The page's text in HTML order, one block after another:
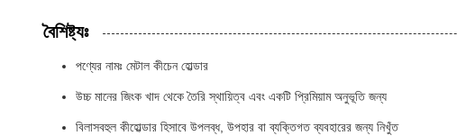
বৈশিষ্ট্যঃ
পণ্যের নামঃ মেটাল কীচেন হোল্ডার
উচ্চ মানের জিংক খাদ থেকে তৈরি স্থায়িত্ব এবং একটি প্রিমিয়াম অনুভূতি জন্য
বিলাসবহুল কীহোল্ডার হিসাবে উপলব্ধ, উপহার বা ব্যক্তিগত ব্যবহারের জন্য নিখুঁত